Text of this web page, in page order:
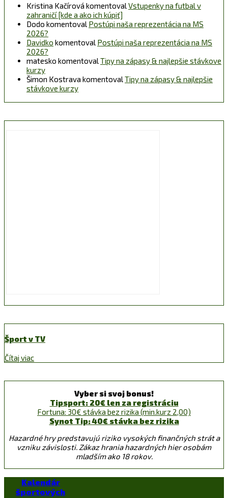
Kristina Kačírová komentoval Vstupenky na futbal v
zahraničí [kde a ako ich kúpiť]
Dodo komentoval Postúpi naša reprezentácia na MS
2026?
Davidko komentoval Postúpi naša reprezentácia na MS
2026?
matesko komentoval Tipy na zápasy & najlepšie stávkove
kurzy
Šimon Kostrava komentoval Tipy na zápasy & najlepšie
stávkove kurzy
Šport v TV
Čítaj viac
Vyber si svoj bonus!
Tipsport: 20€ len za registráciu
Fortuna: 30€ stávka bez rizika (min.kurz 2,00)
Synot Tip: 40€ stávka bez rizika
Hazardné hry predstavujú riziko vysokých finančných strát a
vzniku závislosti. Zákaz hrania hazardných hier osobám
mladším ako 18 rokov.
Kalendár
športových